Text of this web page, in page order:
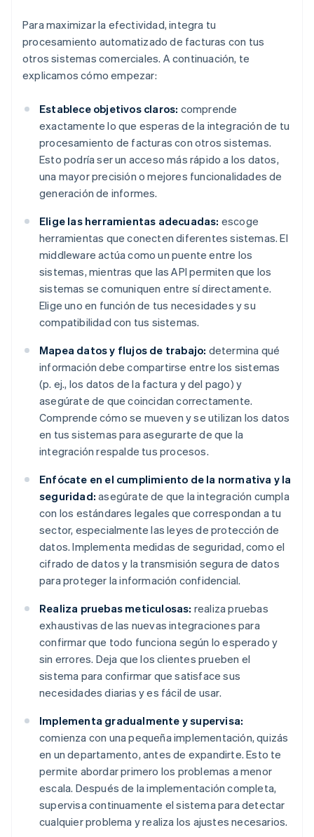
Para maximizar la efectividad, integra tu
procesamiento automatizado de facturas con tus
otros sistemas comerciales. A continuación, te
explicamos cómo empezar:
Establece objetivos claros: comprende
exactamente lo que esperas de la integración de tu
procesamiento de facturas con otros sistemas.
Esto podría ser un acceso más rápido a los datos,
una mayor precisión o mejores funcionalidades de
generación de informes.
Elige las herramientas adecuadas: escoge
herramientas que conecten diferentes sistemas. El
middleware actúa como un puente entre los
sistemas, mientras que las API permiten que los
sistemas se comuniquen entre sí directamente.
Elige uno en función de tus necesidades y su
compatibilidad con tus sistemas.
Mapea datos y flujos de trabajo: determina qué
información debe compartirse entre los sistemas
(p. ej., los datos de la factura y del pago) y
asegúrate de que coincidan correctamente.
Comprende cómo se mueven y se utilizan los datos
en tus sistemas para asegurarte de que la
integración respalde tus procesos.
Enfócate en el cumplimiento de la normativa y la
seguridad: asegúrate de que la integración cumpla
con los estándares legales que correspondan a tu
sector, especialmente las leyes de protección de
datos. Implementa medidas de seguridad, como el
cifrado de datos y la transmisión segura de datos
para proteger la información confidencial.
Realiza pruebas meticulosas: realiza pruebas
exhaustivas de las nuevas integraciones para
confirmar que todo funciona según lo esperado y
sin errores. Deja que los clientes prueben el
sistema para confirmar que satisface sus
necesidades diarias y es fácil de usar.
Implementa gradualmente y supervisa:
comienza con una pequeña implementación, quizás
en un departamento, antes de expandirte. Esto te
permite abordar primero los problemas a menor
escala. Después de la implementación completa,
supervisa continuamente el sistema para detectar
cualquier problema y realiza los ajustes necesarios.